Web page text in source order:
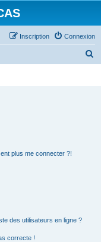
Connexion
Inscription
plus me connecter ?!
des utilisateurs en ligne ?
correcte !